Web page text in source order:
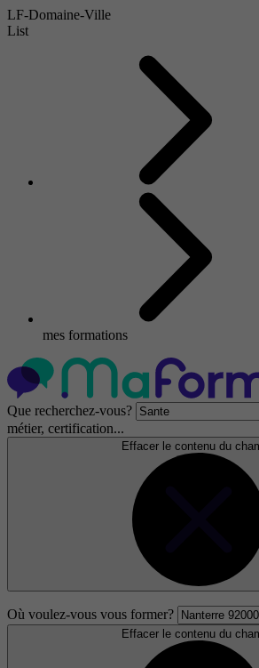
LF-Domaine-Ville
List
mes formations
Que recherchez-vous?
métier, certification...
Effacer le contenu du
Où voulez-vous vous former?
Effacer le contenu du